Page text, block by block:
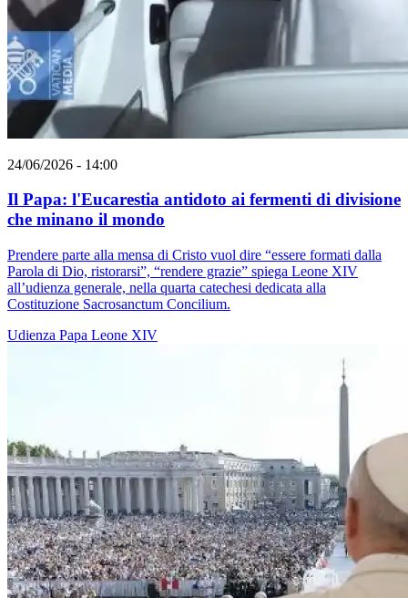
24/06/2026 - 14:00
Il Papa: l'Eucarestia antidoto ai fermenti di divisione
che minano il mondo
Prendere parte alla mensa di Cristo vuol dire “essere formati dalla
Parola di Dio, ristorarsi”, “rendere grazie” spiega Leone XIV
all’udienza generale, nella quarta catechesi dedicata alla
Costituzione Sacrosanctum Concilium.
Udienza Papa Leone XIV